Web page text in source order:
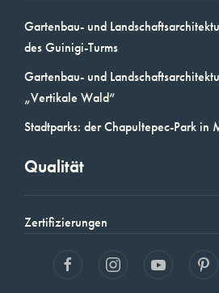
Gartenbau- und
des Guinigi-Turms
Gartenbau- und
„Vertikale Wald“
Stadtparks: der Chapultepec-Park in
Qualität
Zertifizierungen